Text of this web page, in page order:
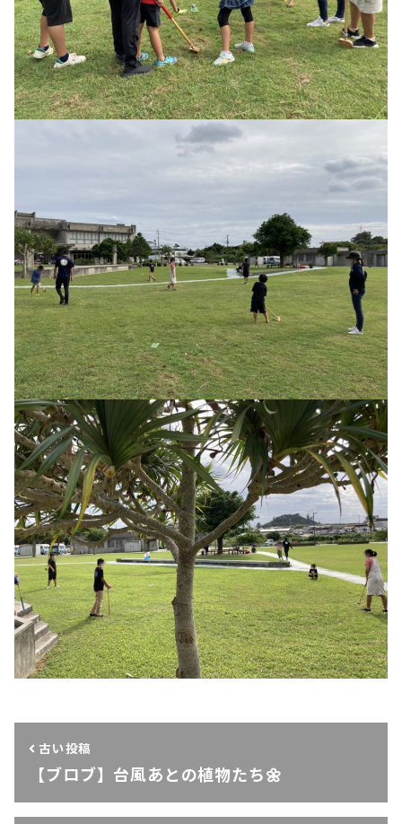
古い投稿
【ブロブ】台風あとの植物たち🌼